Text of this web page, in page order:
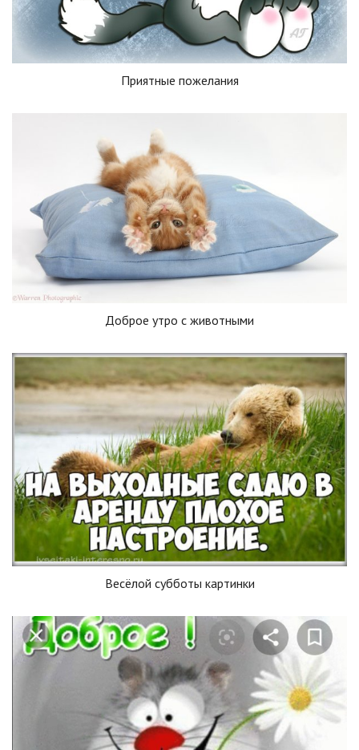
Приятные пожелания
Доброе утро с животными
Весёлой субботы картинки